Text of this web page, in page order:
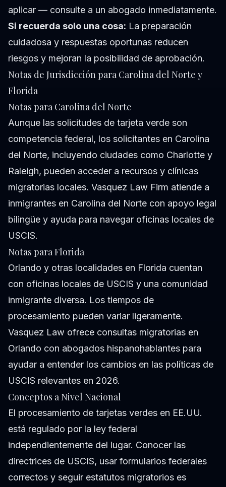
aplicar — consulte a un abogado inmediatamente.
Si recuerda solo una cosa: La preparación
cuidadosa y respuestas oportunas reducen
riesgos y mejoran la posibilidad de aprobación.
Notas de Jurisdicción para Carolina del Norte y
Florida
Notas para Carolina del Norte
Aunque las solicitudes de tarjeta verde son
competencia federal, los solicitantes en Carolina
del Norte, incluyendo ciudades como Charlotte y
Raleigh, pueden acceder a recursos y clínicas
migratorias locales. Vasquez Law Firm atiende a
inmigrantes en Carolina del Norte con apoyo legal
bilingüe y ayuda para navegar oficinas locales de
USCIS.
Notas para Florida
Orlando y otras localidades en Florida cuentan
con oficinas locales de USCIS y una comunidad
inmigrante diversa. Los tiempos de
procesamiento pueden variar ligeramente.
Vasquez Law ofrece consultas migratorias en
Orlando con abogados hispanohablantes para
ayudar a entender los cambios en las políticas de
USCIS relevantes en 2026.
Conceptos a Nivel Nacional
El procesamiento de tarjetas verdes en EE.UU.
está regulado por la ley federal
independientemente del lugar. Conocer las
directrices de USCIS, usar formularios federales
correctos y seguir estatutos migratorios es